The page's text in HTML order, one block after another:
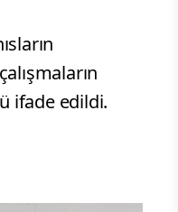
ifade edildi.